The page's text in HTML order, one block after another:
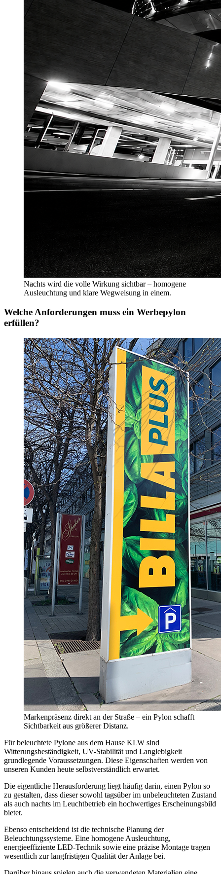
Nachts wird die volle Wirkung sichtbar – homogene
Ausleuchtung und klare Wegweisung in einem.
Welche Anforderungen muss ein Werbepylon
erfüllen?
Markenpräsenz direkt an der Straße – ein Pylon schafft
Sichtbarkeit aus größerer Distanz.
Für beleuchtete Pylone aus dem Hause KLW sind
Witterungsbeständigkeit, UV-Stabilität und Langlebigkeit
grundlegende Voraussetzungen. Diese Eigenschaften werden von
unseren Kunden heute selbstverständlich erwartet.
Die eigentliche Herausforderung liegt häufig darin, einen Pylon so
zu gestalten, dass dieser sowohl tagsüber im unbeleuchteten Zustand
als auch nachts im Leuchtbetrieb ein hochwertiges Erscheinungsbild
bietet.
Ebenso entscheidend ist die technische Planung der
Beleuchtungssysteme. Eine homogene Ausleuchtung,
energieeffiziente LED-Technik sowie eine präzise Montage tragen
wesentlich zur langfristigen Qualität der Anlage bei.